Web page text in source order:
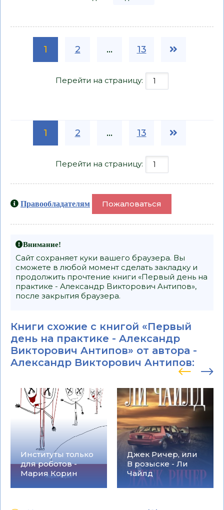
1 2 ... 13
Перейти на страницу:
1 2 ... 13
Перейти на страницу:
Правообладателям Пожаловаться
Внимание!
Сайт сохраняет куки вашего браузера. Вы
сможете в любой момент сделать закладку и
продолжить прочтение книги «Первый день на
практике - Aлександр Bикторович Aнтипов»,
после закрытия браузера.
Книги схожие с книгой «Первый
день на практике - Aлександр
Bикторович Aнтипов» от автора -
Aлександр Bикторович Aнтипов:
Институты только
для роботов -
Мария Корин
Джек Ричер, или
В розыске - Ли
Чайлд